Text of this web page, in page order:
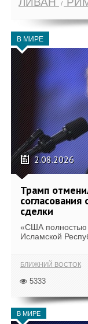
В МИРЕ
2.08.2026
Трамп
согласования
сделки
«США полностью
Исламской
БЛИЖНИЙ ВОСТОК
5333
В МИРЕ